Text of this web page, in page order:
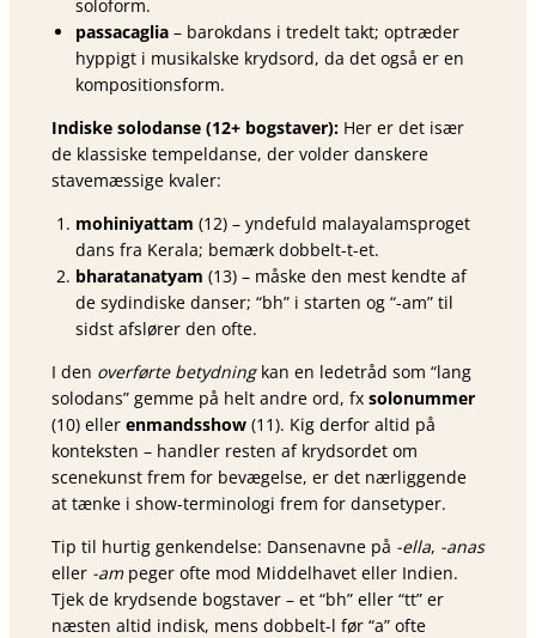
soloform.
passacaglia – barokdans i tredelt takt; optræder
hyppigt i musikalske krydsord, da det også er en
kompositionsform.
Indiske solodanse (12+ bogstaver): Her er det især
de klassiske tempeldanse, der volder danskere
stavemæssige kvaler:
mohiniyattam (12) – yndefuld malayalamsproget
dans fra Kerala; bemærk dobbelt-t-et.
bharatanatyam (13) – måske den mest kendte af
de sydindiske danser; “bh” i starten og “-am” til
sidst afslører den ofte.
I den overførte betydningkan en ledetråd som “lang
solodans” gemme på helt andre ord, fx solonummer
(10) eller enmandsshow (11). Kig derfor altid på
konteksten – handler resten af krydsordet om
scenekunst frem for bevægelse, er det nærliggende
at tænke i show-terminologi frem for dansetyper.
Tip til hurtig genkendelse: Dansenavne på -ella, -anas
eller -ampeger ofte mod Middelhavet eller Indien.
Tjek de krydsende bogstaver – et “bh” eller “tt” er
næsten altid indisk, mens dobbelt-l før “a” ofte